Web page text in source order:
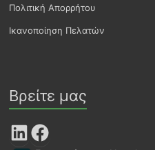
Πολιτική Απορρήτου
Ικανοποίηση Πελατών
Βρείτε μας
LinkedIn Facebook